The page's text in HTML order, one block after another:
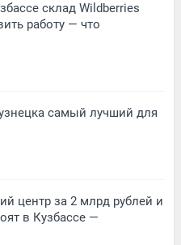
склад Wildberries
работу — что
самый лучший для
центр за 2 млрд рублей и
в Кузбассе —